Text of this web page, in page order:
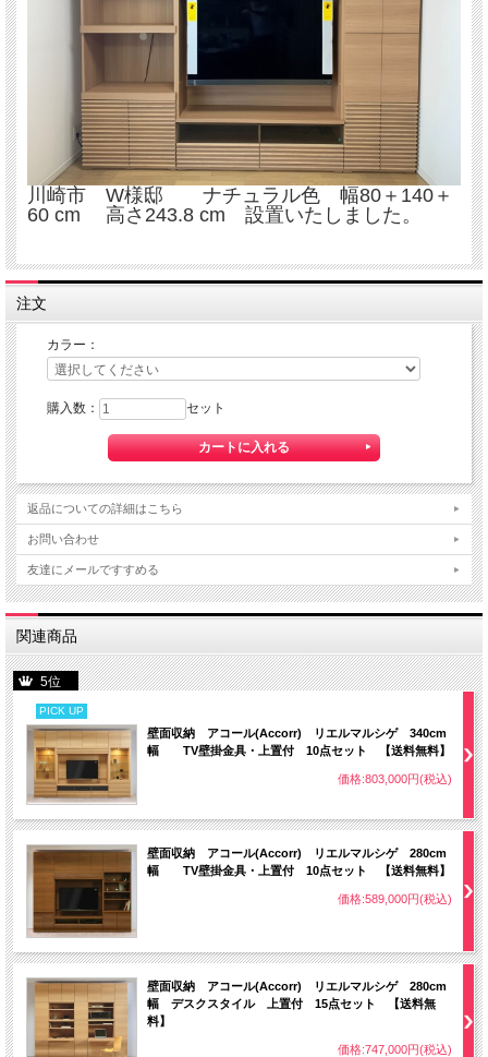
川崎市 W様邸 ナチュラル色 幅80＋140＋
60 cm 高さ243.8 cm 設置いたしました。
注文
カラー：
購入数： セット
返品についての詳細はこちら
お問い合わせ
友達にメールですすめる
関連商品
5位
PICK UP
壁面収納 アコール(Accorr) リエルマルシゲ 340cm
幅 TV壁掛金具・上置付 10点セット 【送料無料】
価格:803,000円(税込)
壁面収納 アコール(Accorr) リエルマルシゲ 280cm
幅 TV壁掛金具・上置付 10点セット 【送料無料】
価格:589,000円(税込)
壁面収納 アコール(Accorr) リエルマルシゲ 280cm
幅 デスクスタイル 上置付 15点セット 【送料無
料】
価格:747,000円(税込)